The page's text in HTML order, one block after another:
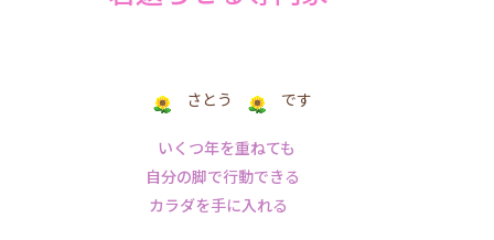
さとう です
いくつ年を重ねても
自分の脚で行動できる
カラダを手に入れる